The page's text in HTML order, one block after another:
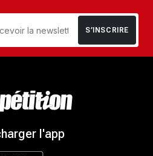
S’INSCRIRE
l'app